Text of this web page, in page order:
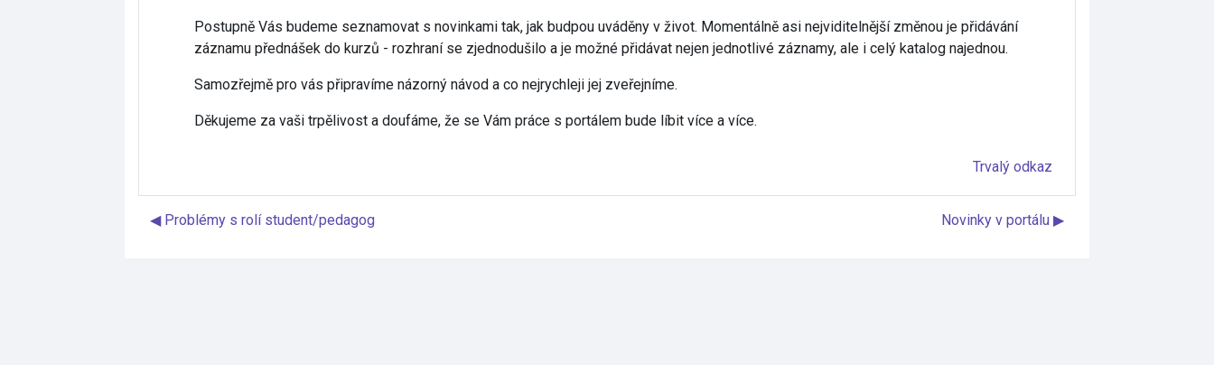
Postupně Vás budeme seznamovat s novinkami tak, jak budpou uváděny v život. Momentálně asi nejviditelnější změnou je přidávání
záznamu přednášek do kurzů - rozhraní se zjednodušilo a je možné přidávat nejen jednotlivé záznamy, ale i celý katalog najednou.
Samozřejmě pro vás připravíme názorný návod a co nejrychleji jej zveřejníme.
Děkujeme za vaši trpělivost a doufáme, že se Vám práce s portálem bude líbit více a více.
Trvalý odkaz
◀︎ Problémy s rolí student/pedagog Novinky v portálu ▶︎